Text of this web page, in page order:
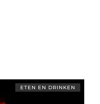
ETEN EN DRINKEN